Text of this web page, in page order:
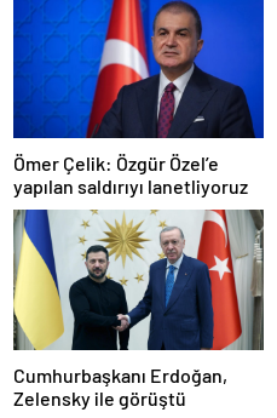
Ömer Çelik: Özgür Özel’e
yapılan saldırıyı lanetliyoruz
Cumhurbaşkanı Erdoğan,
Zelensky ile görüştü